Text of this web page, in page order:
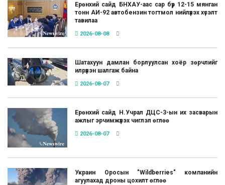
Ерөнхий сайд БНХАУ-аас сар бүр 12-15 мянган
тонн АИ-92 автобензин тогтмол нийлүүлэх хүсэлт
тавилаа
2026-08-08
Шатахуун дамлан борлуулсан хоёр зөрчлийг
илрүүлэн шалгаж байна
2026-08-07
Ерөнхий сайд Н.Учрал ДЦС-3-ын их засварын
ажлыг эрчимжүүлэх чиглэл өглөө
2026-08-07
Украин Оросын "Wildberries" компанийн
агуулахад дроны цохилт өглөө